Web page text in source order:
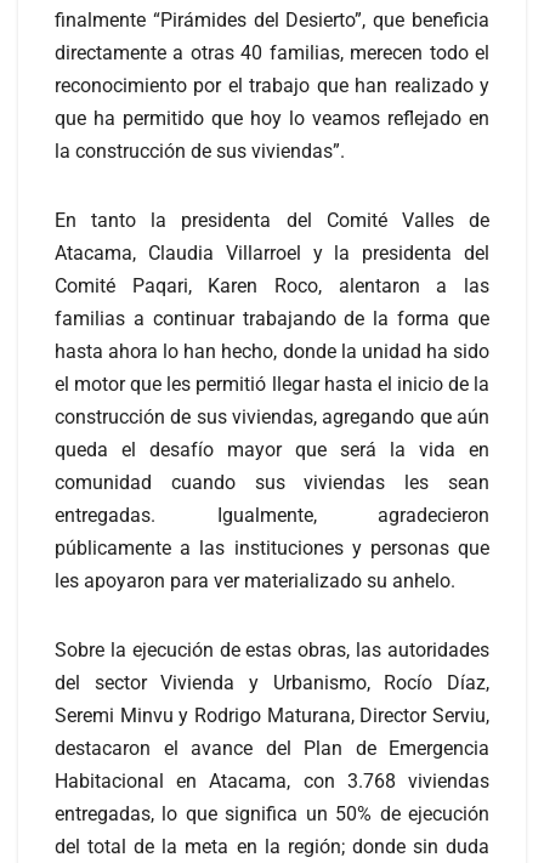
finalmente “Pirámides del Desierto”, que beneficia
directamente a otras 40 familias, merecen todo el
reconocimiento por el trabajo que han realizado y
que ha permitido que hoy lo veamos reflejado en
la construcción de sus viviendas”.
En tanto la presidenta del Comité Valles de
Atacama, Claudia Villarroel y la presidenta del
Comité Paqari, Karen Roco, alentaron a las
familias a continuar trabajando de la forma que
hasta ahora lo han hecho, donde la unidad ha sido
el motor que les permitió llegar hasta el inicio de la
construcción de sus viviendas, agregando que aún
queda el desafío mayor que será la vida en
comunidad cuando sus viviendas les sean
entregadas. Igualmente, agradecieron
públicamente a las instituciones y personas que
les apoyaron para ver materializado su anhelo.
Sobre la ejecución de estas obras, las autoridades
del sector Vivienda y Urbanismo, Rocío Díaz,
Seremi Minvu y Rodrigo Maturana, Director Serviu,
destacaron el avance del Plan de Emergencia
Habitacional en Atacama, con 3.768 viviendas
entregadas, lo que significa un 50% de ejecución
del total de la meta en la región; donde sin duda